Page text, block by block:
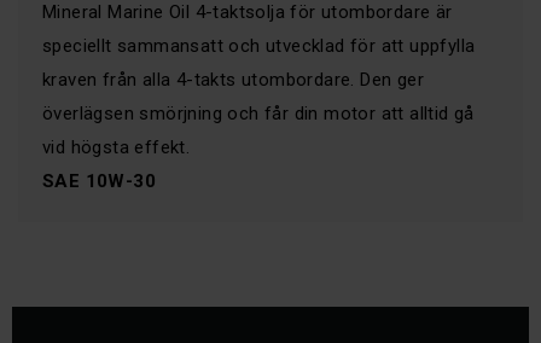
Mineral Marine Oil 4-taktsolja för utombordare är
speciellt sammansatt och utvecklad för att uppfylla
kraven från alla 4-takts utombordare. Den ger
överlägsen smörjning och får din motor att alltid gå
vid högsta effekt.
SAE 10W-30